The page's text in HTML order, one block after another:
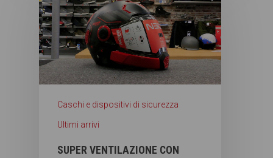
Caschi e dispositivi di sicurezza
Ultimi arrivi
SUPER VENTILAZIONE CON